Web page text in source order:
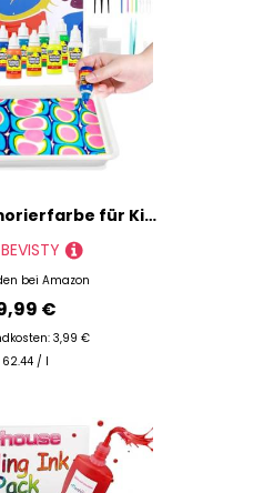
Wasser Marmorierfarbe für Kinder Bastelset Kinder 12 Farben Marbling Paint Kit, Marmorierfarbe Kunst Set Kreatives Basteln Mädchen und Handwerk Bastelsets für Mädchen und Jungen Geschenke 6+ Jahre
BEVISTY
bei Amazon
€
3,99 €
62.44 / l